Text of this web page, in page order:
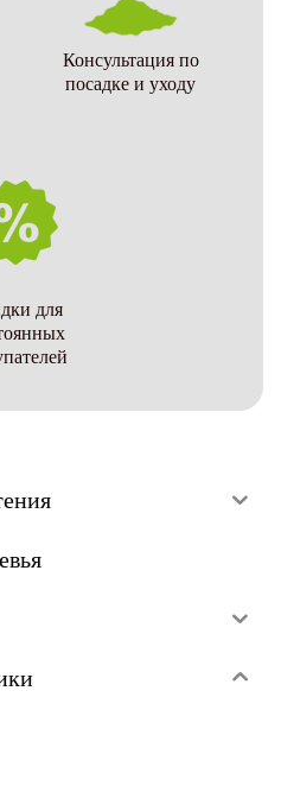
Консультация по
посадке и уходу
для